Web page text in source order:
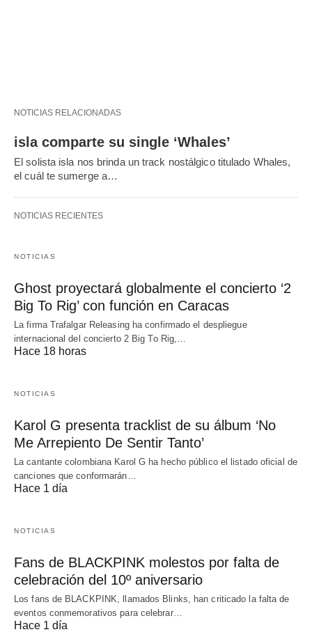
NOTICIAS RELACIONADAS
isla comparte su single ‘Whales’
El solista isla nos brinda un track nostálgico titulado Whales,
el cuál te sumerge a…
NOTICIAS RECIENTES
NOTICIAS
Ghost proyectará globalmente el concierto ‘2
Big To Rig’ con función en Caracas
La firma Trafalgar Releasing ha confirmado el despliegue
internacional del concierto 2 Big To Rig,…
Hace 18 horas
NOTICIAS
Karol G presenta tracklist de su álbum ‘No
Me Arrepiento De Sentir Tanto’
La cantante colombiana Karol G ha hecho público el listado oficial de
canciones que conformarán…
Hace 1 día
NOTICIAS
Fans de BLACKPINK molestos por falta de
celebración del 10º aniversario
Los fans de BLACKPINK, llamados Blinks, han criticado la falta de
eventos conmemorativos para celebrar…
Hace 1 día